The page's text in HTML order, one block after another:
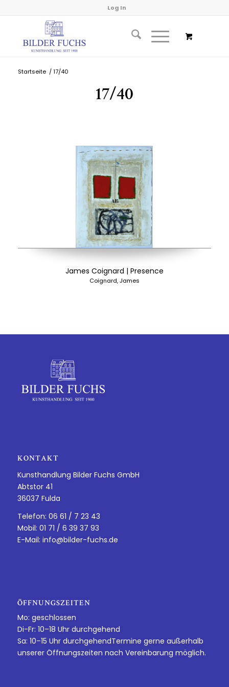
Log In
Startseite / 17/40
17/40
James Coignard | Presence
Coignard, James
KONTAKT
Kunsthandlung Bilder Fuchs GmbH
Abtstor 41
36037 Fulda
Telefon: 06 61 / 7 23 43
Mobil: 01 71 / 6 39 37 93
E-Mail: info@bilder-fuchs.de
ÖFFNUNGSZEITEN
Mo: geschlossen
Di-Fr: 10–18 Uhr durchgehend
Sa: 10–15 Uhr durchgehendTermine gerne außerhalb
unserer Öffnungszeiten nach Vereinbarung möglich.